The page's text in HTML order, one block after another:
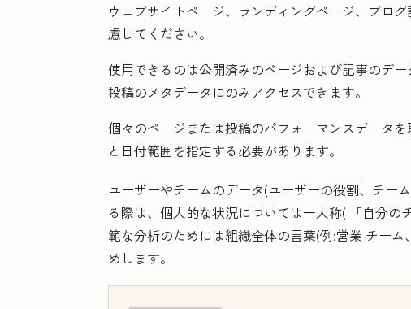
ウェブサイトページ、ランディングページ、ブロ
慮してください。
使用できるのは公開済みのページおよび記事のデ
投稿のメタデータにのみアクセスできます。
個々のページまたは投稿のパフォーマンスデータ
と日付範囲を指定する必要があります。
ユーザーやチームのデータ(ユーザーの役割、チー
る際は、個人的な状況については一人称(
「自分の
範な分析のためには組織全体の言葉(例:営業 チーム、
めします。